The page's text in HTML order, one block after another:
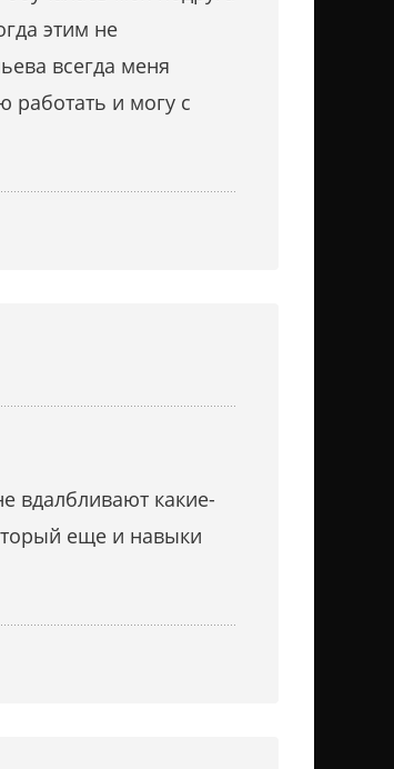
этим не
всегда меня
работать и могу с
вдалбливают какие-
еще и навыки